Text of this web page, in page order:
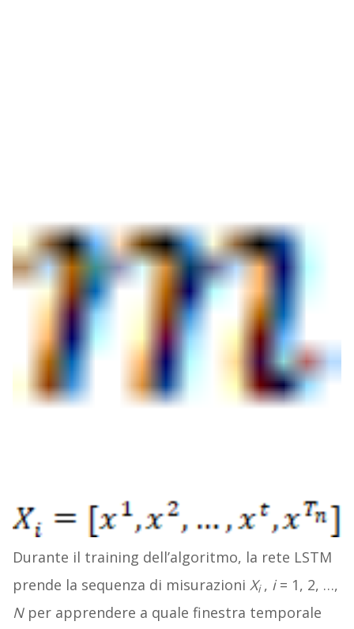
Durante il training dell’algoritmo, la rete LSTM
prende la sequenza di misurazioni Xi, i= 1, 2, …,
Nper apprendere a quale finestra temporale